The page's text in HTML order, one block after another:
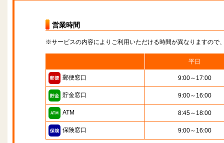
営業時間
※サービスの内容によりご利用いただける時間が異なりますので
平日
郵便窓口 9:00～17:00
貯金窓口 9:00～16:00
ATM 8:45～18:00
保険窓口 9:00～16:00